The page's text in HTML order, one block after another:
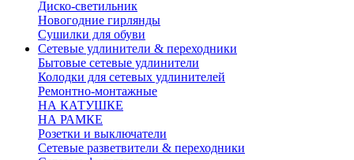
Диско-светильник
Новогодние гирлянды
Сушилки для обуви
Сетевые удлинители & переходники
Бытовые сетевые удлинители
Колодки для сетевых удлинителей
Ремонтно-монтажные
НА КАТУШКЕ
НА РАМКЕ
Розетки и выключатели
Сетевые разветвители & переходники